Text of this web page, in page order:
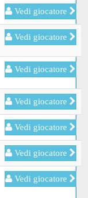
Vedi giocatore
Vedi giocatore
Vedi giocatore
Vedi giocatore
Vedi giocatore
Vedi giocatore
Vedi giocatore